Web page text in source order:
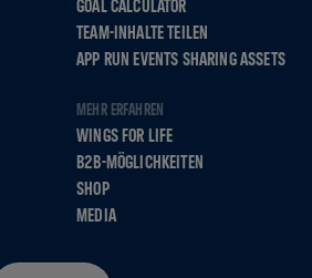
GOAL CALCULATOR
TEAM-INHALTE TEILEN
APP RUN EVENTS SHARING ASSETS
MEHR ERFAHREN
WINGS FOR LIFE
B2B-MÖGLICHKEITEN
SHOP
MEDIA